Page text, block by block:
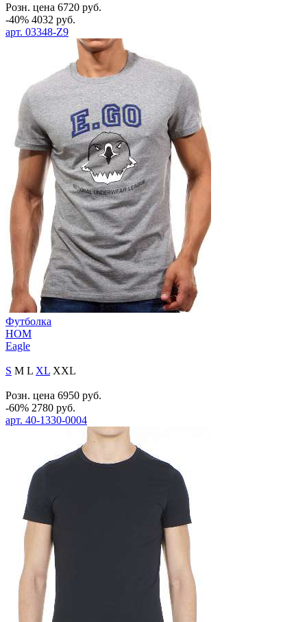
Розн. цена 6720 руб.
-40% 4032 руб.
арт. 03348-Z9
Футболка
HOM
Eagle
S M L XL XXL
Розн. цена 6950 руб.
-60% 2780 руб.
арт. 40-1330-0004